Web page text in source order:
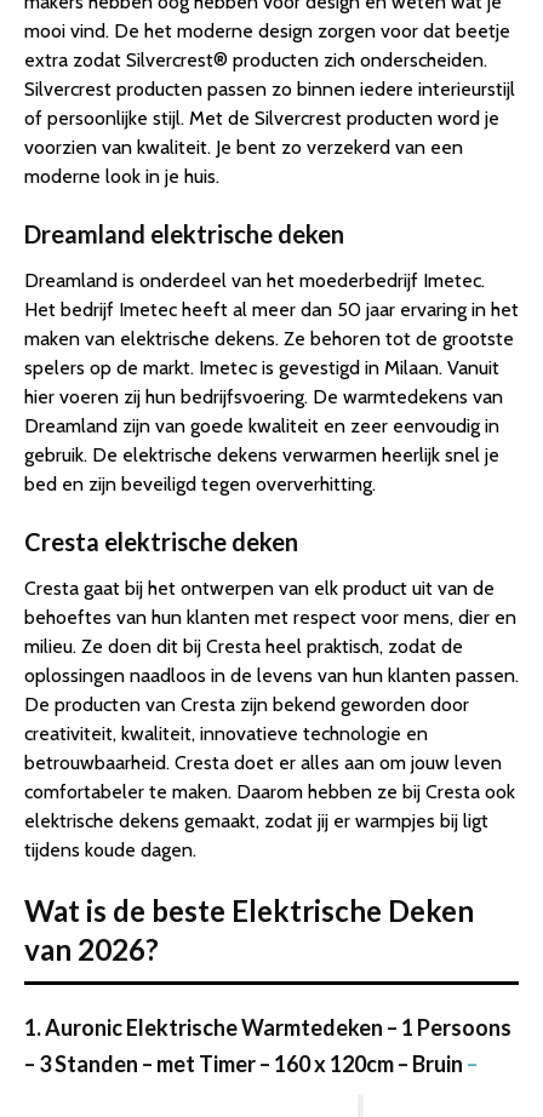
mooi vind. De het moderne design zorgen voor dat beetje
extra zodat Silvercrest® producten zich onderscheiden.
Silvercrest producten passen zo binnen iedere interieurstijl
of persoonlijke stijl. Met de Silvercrest producten word je
voorzien van kwaliteit. Je bent zo verzekerd van een
moderne look in je huis.
Dreamland elektrische deken
Dreamland is onderdeel van het moederbedrijf Imetec.
Het bedrijf Imetec heeft al meer dan 50 jaar ervaring in het
maken van elektrische dekens. Ze behoren tot de grootste
spelers op de markt. Imetec is gevestigd in Milaan. Vanuit
hier voeren zij hun bedrijfsvoering. De warmtedekens van
Dreamland zijn van goede kwaliteit en zeer eenvoudig in
gebruik. De elektrische dekens verwarmen heerlijk snel je
bed en zijn beveiligd tegen oververhitting.
Cresta elektrische deken
Cresta gaat bij het ontwerpen van elk product uit van de
behoeftes van hun klanten met respect voor mens, dier en
milieu. Ze doen dit bij Cresta heel praktisch, zodat de
oplossingen naadloos in de levens van hun klanten passen.
De producten van Cresta zijn bekend geworden door
creativiteit, kwaliteit, innovatieve technologie en
betrouwbaarheid. Cresta doet er alles aan om jouw leven
comfortabeler te maken. Daarom hebben ze bij Cresta ook
elektrische dekens gemaakt, zodat jij er warmpjes bij ligt
tijdens koude dagen.
Wat is de beste Elektrische Deken
van 2026?
1. Auronic Elektrische Warmtedeken – 1 Persoons
– 3 Standen – met Timer – 160 x 120cm – Bruin –